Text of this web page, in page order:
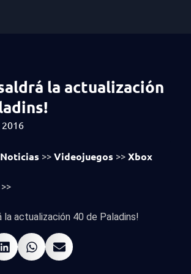
la actualización
Noticias >> Videojuegos >> Xbox
>>
la actualización 40 de Paladins!